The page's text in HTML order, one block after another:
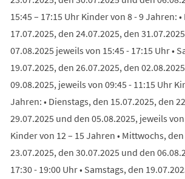
15:45 – 17:15 Uhr Kinder von 8 - 9 Jahren:
17.07.2025, den 24.07.2025, den
07.08.2025 jeweils von 15:45 - 17:15 Uhr •
19.07.2025, den 26.07.2025, den
09.08.2025, jeweils von 09:45 - 11:15 Uhr
Jahren: • Dienstags, den 15.07.2025, den
29.07.2025 und den 05.08.2025, jeweils
Kinder von 12 – 15 Jahren • Mittwochs,
23.07.2025, den 30.07.2025 und den
17:30 - 19:00 Uhr • Samstags, den